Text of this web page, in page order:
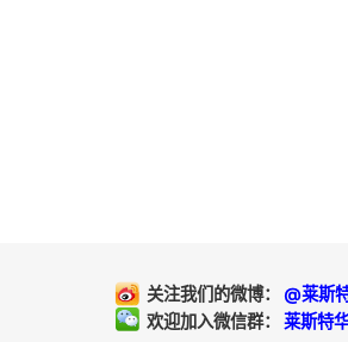
关注我们的微博：@莱斯
欢迎加入微信群：莱斯特